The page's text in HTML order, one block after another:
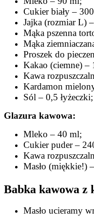
Cukier biały –
Jajka (rozmiar L)
Mąka pszenna
Mąka
Proszek do
Kakao (ciemne) –
Kawa
Kardamon
Sól – 0,5 łyżeczki;
Glazura kawowa:
Mleko – 40 ml;
Cukier puder –
Kawa
Masło (miękkie!)
Babka kawowa z
Masło ucieramy